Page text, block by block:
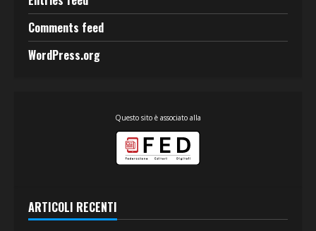
Comments feed
WordPress.org
Questo sito è associato alla
ARTICOLI RECENTI